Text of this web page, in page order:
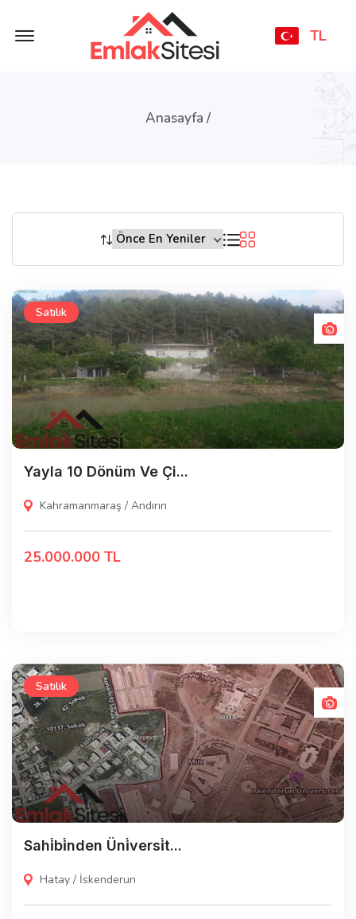
Offcanvas Menu Open TL
Anasayfa /
Satılık
Yayla 10 Dönüm Ve Çi...
Kahramanmaraş / Andırın
25.000.000 TL
Satılık
Sahi̇bi̇nden Üni̇versi̇t...
Hatay / İskenderun